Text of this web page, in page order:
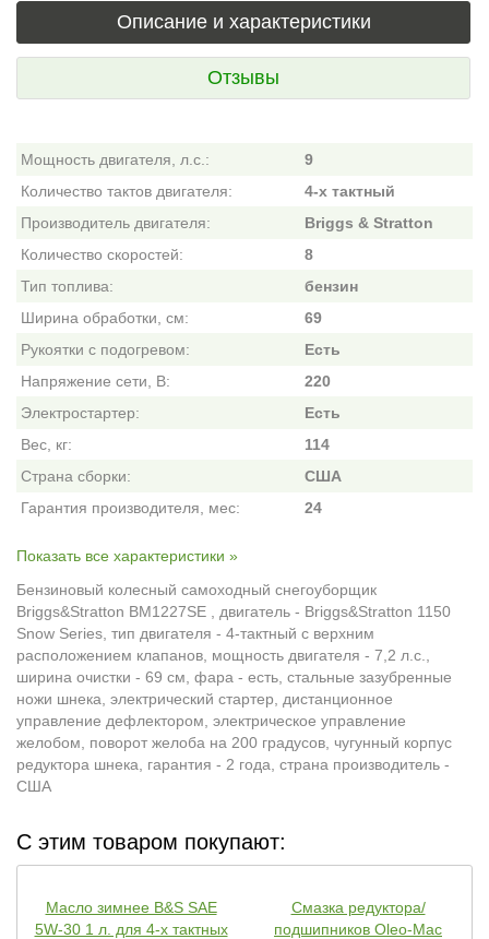
Описание и характеристики
Отзывы
Мощность двигателя, л.с.:
9
Количество тактов двигателя:
4-х тактный
Производитель двигателя:
Briggs & Stratton
Количество скоростей:
8
Тип топлива:
бензин
Ширина обработки, см:
69
Рукоятки с подогревом:
Есть
Напряжение сети, В:
220
Электростартер:
Есть
Вес, кг:
114
Страна сборки:
США
Гарантия производителя, мес:
24
Показать все характеристики »
Бензиновый колесный самоходный снегоуборщик
Briggs&Stratton BM1227SE , двигатель - Briggs&Stratton 1150
Snow Series, тип двигателя - 4-тактный с верхним
расположением клапанов, мощность двигателя - 7,2 л.с.,
ширина очистки - 69 см, фара - есть, стальные зазубренные
ножи шнека, электрический стартер, дистанционное
управление дефлектором, электрическое управление
желобом, поворот желоба на 200 градусов, чугунный корпус
редуктора шнека, гарантия - 2 года, страна производитель -
США
С этим товаром покупают:
Масло зимнее B&S SAE
5W-30 1 л. для 4-х тактных
Смазка редуктора/
подшипников Oleo-Mac